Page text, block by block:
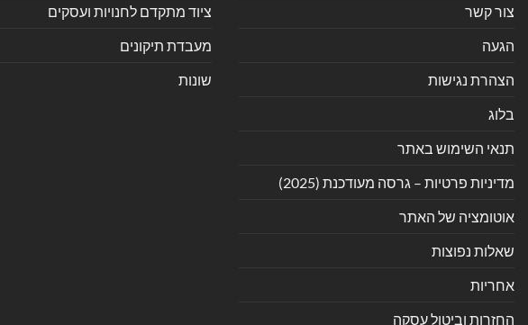
צור קשר
הגעה
הצהרת נגישות
בלוג
תנאי השימוש באתר
מדיניות פרטיות – גרסה מעודכנת (2025)
אוטומציה של האתר
שאלות נפוצות
אחריות
החזרות וביטול עסקה
ציוד מתקדם לחנויות ועסקים
מעבדת תיקונים
שונות